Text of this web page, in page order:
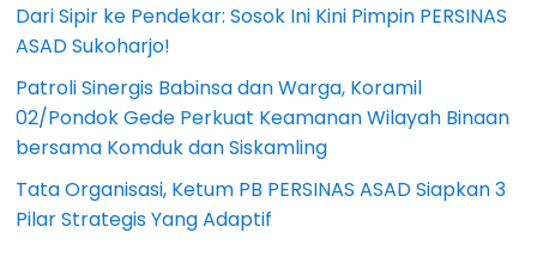
Dari Sipir ke Pendekar: Sosok Ini Kini Pimpin PERSINAS
ASAD Sukoharjo!
Patroli Sinergis Babinsa dan Warga, Koramil
02/Pondok Gede Perkuat Keamanan Wilayah Binaan
bersama Komduk dan Siskamling
Tata Organisasi, Ketum PB PERSINAS ASAD Siapkan 3
Pilar Strategis Yang Adaptif